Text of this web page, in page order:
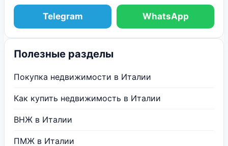
Telegram WhatsApp
Полезные разделы
Покупка недвижимости в Италии
Как купить недвижимость в Италии
ВНЖ в Италии
ПМЖ в Италии